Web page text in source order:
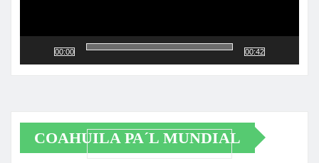
00:00 00:42
COAHUILA PA´L MUNDIAL